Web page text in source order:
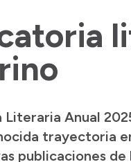
Anual
trayectoria
publicaciones